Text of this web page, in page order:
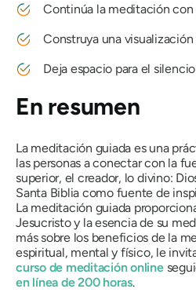
Continúa la meditación con
Construya una
Deja espacio para el
En resumen
La meditación guiada es una
las personas a conectar con la
superior, el creador, lo divino:
Santa Biblia como fuente de
La meditación guiada
Jesucristo y la esencia de su
más sobre los beneficios de la
espiritual, mental y físico, le
curso de meditación online
en línea de 200 horas.